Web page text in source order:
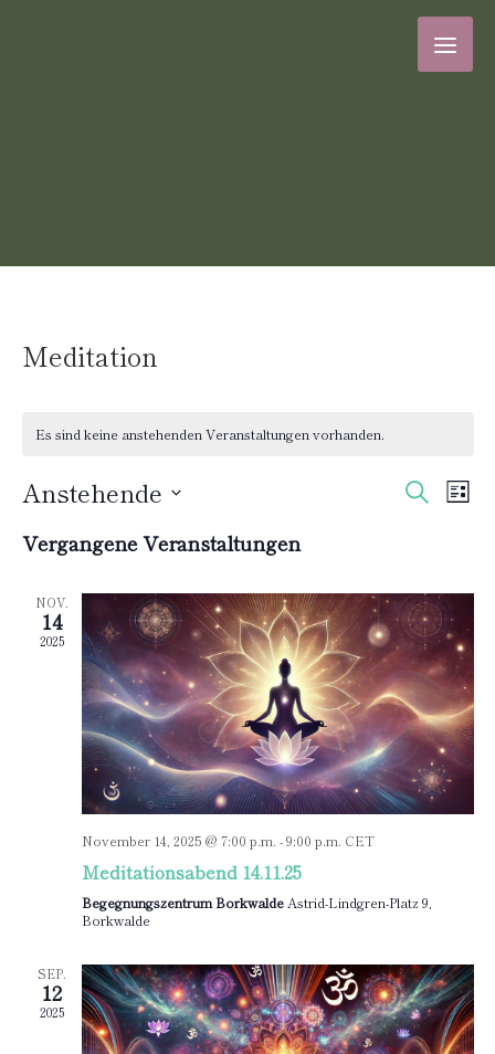
Meditation
Es sind keine anstehenden Veranstaltungen vorhanden.
SucheListe
Anstehende
wählen.
Vergangene Veranstaltungen
NOV.
14
2025
November 14, 2025 @ 7:00 p.m. -9:00 p.m. CET
Meditationsabend 14.11.25
Begegnungszentrum Borkwalde Astrid-Lindgren-Platz 9,
Borkwalde
SEP.
12
2025